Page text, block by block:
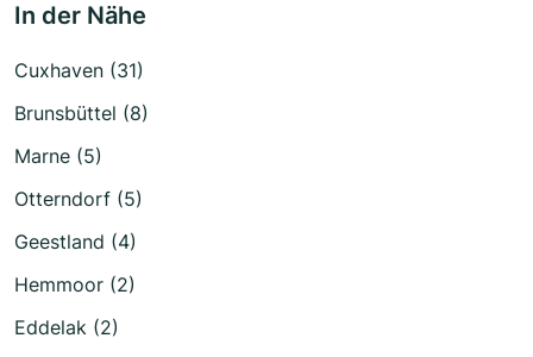
In der Nähe
Cuxhaven (31)
Brunsbüttel (8)
Marne (5)
Otterndorf (5)
Geestland (4)
Hemmoor (2)
Eddelak (2)